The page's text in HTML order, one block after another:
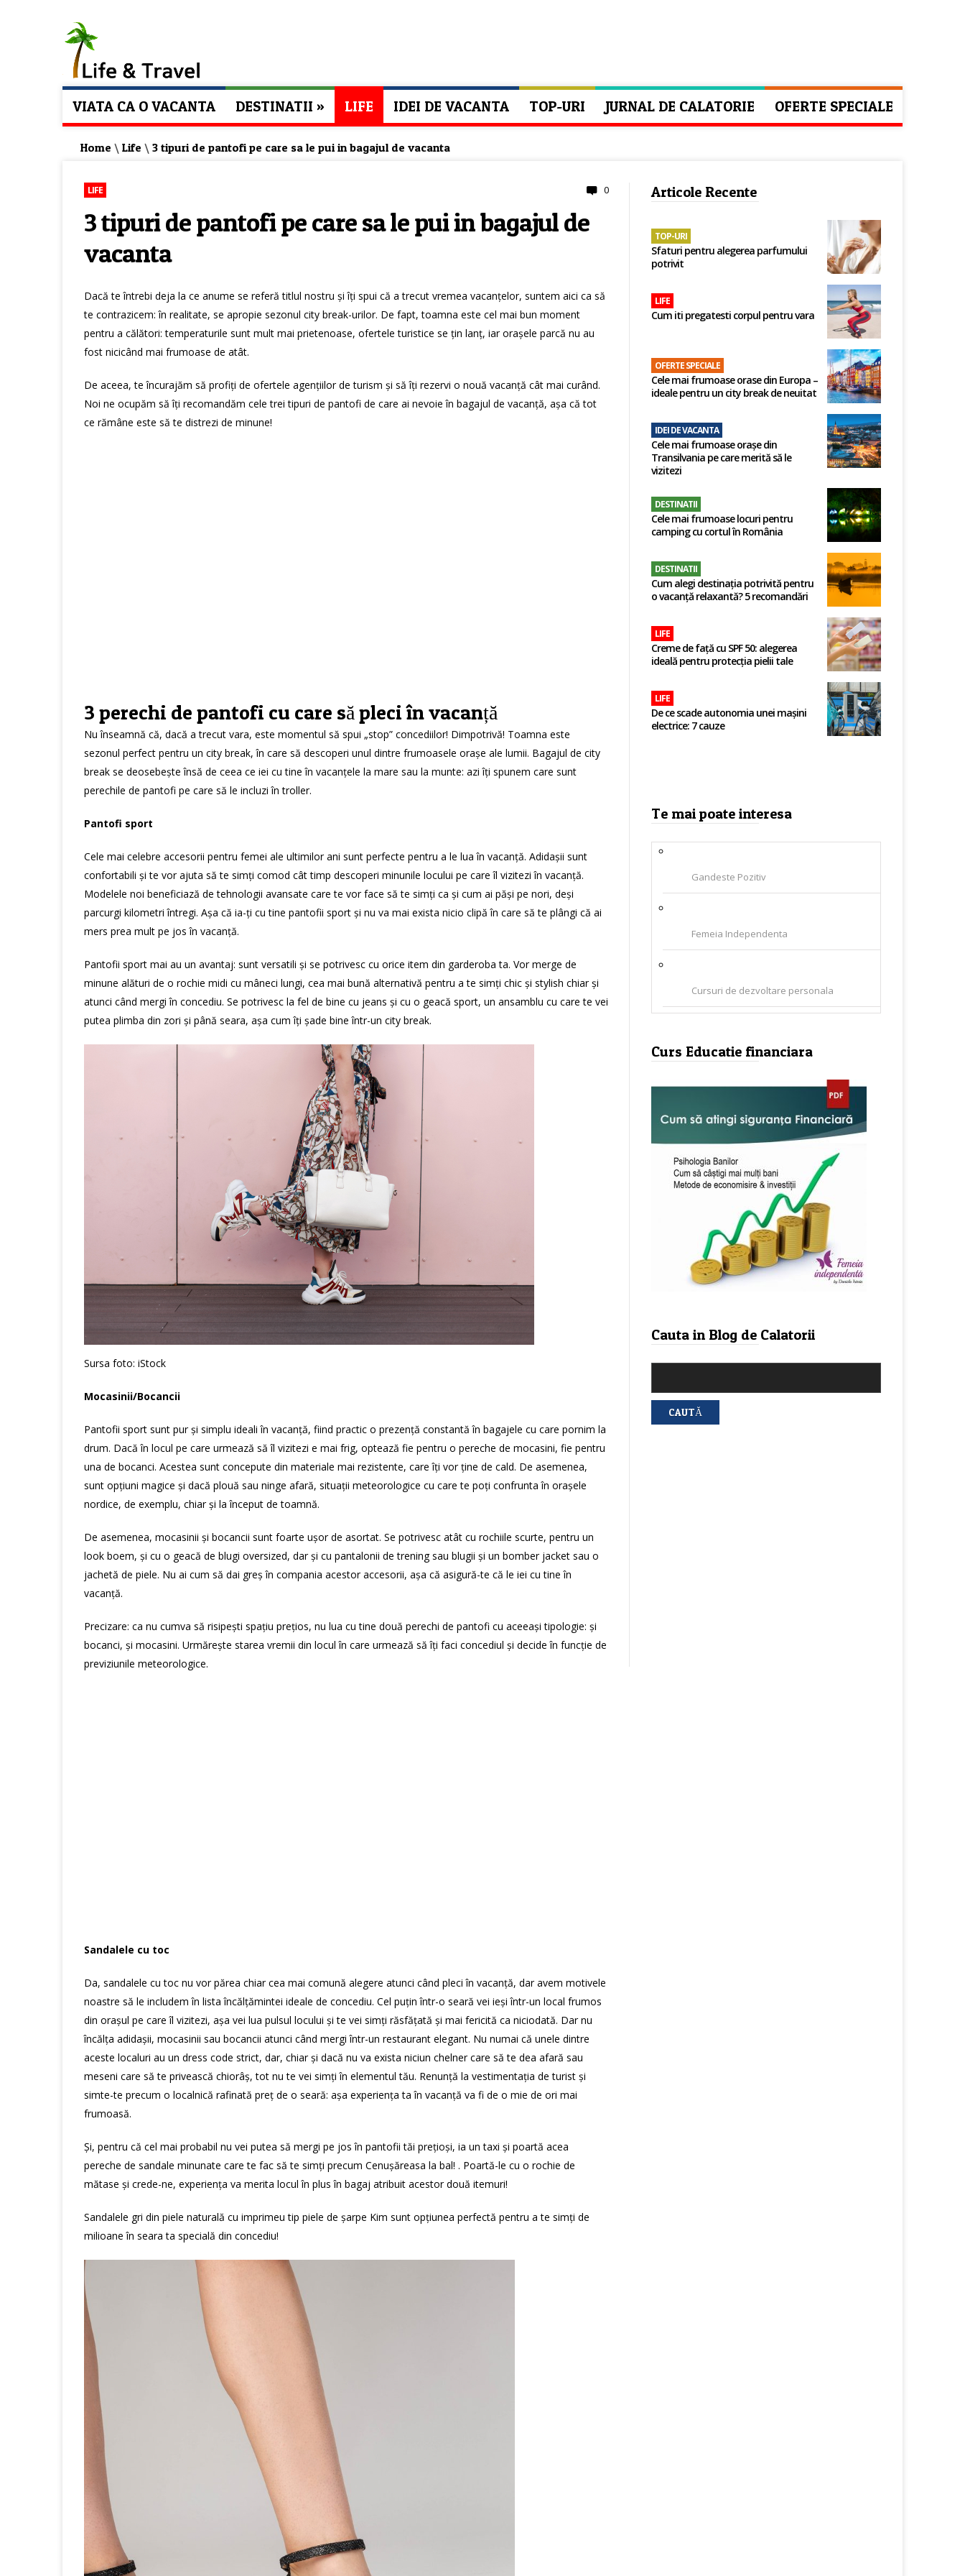
VIATA CA O VACANTA DESTINATII » LIFE IDEI DE VACANTA TOP-URI JURNAL DE CALATORIE OFERTE SPECIALE
Home \ Life \ 3 tipuri de pantofi pe care sa le pui in bagajul de vacanta
LIFE 0
3 tipuri de pantofi pe care sa le pui in bagajul de
vacanta
Dacă te întrebi deja la ce anume se referă titlul nostru și îți spui că a trecut vremea vacanțelor, suntem aici ca să
te contrazicem: în realitate, se apropie sezonul city break-urilor. De fapt, toamna este cel mai bun moment
pentru a călători: temperaturile sunt mult mai prietenoase, ofertele turistice se țin lanț, iar orașele parcă nu au
fost nicicând mai frumoase de atât.
De aceea, te încurajăm să profiți de ofertele agențiilor de turism și să îți rezervi o nouă vacanță cât mai curând.
Noi ne ocupăm să îți recomandăm cele trei tipuri de pantofi de care ai nevoie în bagajul de vacanță, așa că tot
ce rămâne este să te distrezi de minune!
3 perechi de pantofi cu care să pleci în vacanță
Nu înseamnă că, dacă a trecut vara, este momentul să spui „stop” concediilor! Dimpotrivă! Toamna este
sezonul perfect pentru un city break, în care să descoperi unul dintre frumoasele orașe ale lumii. Bagajul de city
break se deosebește însă de ceea ce iei cu tine în vacanțele la mare sau la munte: azi îți spunem care sunt
perechile de pantofi pe care să le incluzi în troller.
Pantofi sport
Cele mai celebre accesorii pentru femei ale ultimilor ani sunt perfecte pentru a le lua în vacanță. Adidașii sunt
confortabili și te vor ajuta să te simți comod cât timp descoperi minunile locului pe care îl vizitezi în vacanță.
Modelele noi beneficiază de tehnologii avansate care te vor face să te simți ca și cum ai păși pe nori, deși
parcurgi kilometri întregi. Așa că ia-ți cu tine pantofii sport și nu va mai exista nicio clipă în care să te plângi că ai
mers prea mult pe jos în vacanță.
Pantofii sport mai au un avantaj: sunt versatili și se potrivesc cu orice item din garderoba ta. Vor merge de
minune alături de o rochie midi cu mâneci lungi, cea mai bună alternativă pentru a te simți chic și stylish chiar și
atunci când mergi în concediu. Se potrivesc la fel de bine cu jeans și cu o geacă sport, un ansamblu cu care te vei
putea plimba din zori și până seara, așa cum îți șade bine într-un city break.
Sursa foto: iStock
Mocasinii/Bocancii
Pantofii sport sunt pur și simplu ideali în vacanță, fiind practic o prezență constantă în bagajele cu care pornim la
drum. Dacă în locul pe care urmează să îl vizitezi e mai frig, optează fie pentru o pereche de mocasini, fie pentru
una de bocanci. Acestea sunt concepute din materiale mai rezistente, care îți vor ține de cald. De asemenea,
sunt opțiuni magice și dacă plouă sau ninge afară, situații meteorologice cu care te poți confrunta în orașele
nordice, de exemplu, chiar și la început de toamnă.
De asemenea, mocasinii și bocancii sunt foarte ușor de asortat. Se potrivesc atât cu rochiile scurte, pentru un
look boem, și cu o geacă de blugi oversized, dar și cu pantalonii de trening sau blugii și un bomber jacket sau o
jachetă de piele. Nu ai cum să dai greș în compania acestor accesorii, așa că asigură-te că le iei cu tine în
vacanță.
Precizare: ca nu cumva să risipești spațiu prețios, nu lua cu tine două perechi de pantofi cu aceeași tipologie: și
bocanci, și mocasini. Urmărește starea vremii din locul în care urmează să îți faci concediul și decide în funcție de
previziunile meteorologice.
Sandalele cu toc
Da, sandalele cu toc nu vor părea chiar cea mai comună alegere atunci când pleci în vacanță, dar avem motivele
noastre să le includem în lista încălțămintei ideale de concediu. Cel puțin într-o seară vei ieși într-un local frumos
din orașul pe care îl vizitezi, așa vei lua pulsul locului și te vei simți răsfățată și mai fericită ca niciodată. Dar nu
încălța adidașii, mocasinii sau bocancii atunci când mergi într-un restaurant elegant. Nu numai că unele dintre
aceste localuri au un dress code strict, dar, chiar și dacă nu va exista niciun chelner care să te dea afară sau
meseni care să te privească chiorâș, tot nu te vei simți în elementul tău. Renunță la vestimentația de turist și
simte-te precum o localnică rafinată preț de o seară: așa experiența ta în vacanță va fi de o mie de ori mai
frumoasă.
Și, pentru că cel mai probabil nu vei putea să mergi pe jos în pantofii tăi prețioși, ia un taxi și poartă acea
pereche de sandale minunate care te fac să te simți precum Cenușăreasa la bal! . Poartă-le cu o rochie de
mătase și crede-ne, experiența va merita locul în plus în bagaj atribuit acestor două itemuri!
Sandalele gri din piele naturală cu imprimeu tip piele de șarpe Kim sunt opțiunea perfectă pentru a te simți de
milioane în seara ta specială din concediu!
Articole Recente
TOP-URI
Sfaturi pentru alegerea parfumului
potrivit
LIFE
Cum iti pregatesti corpul pentru vara
OFERTE SPECIALE
Cele mai frumoase orase din Europa –
ideale pentru un city break de neuitat
IDEI DE VACANTA
Cele mai frumoase orașe din
Transilvania pe care merită să le
vizitezi
DESTINATII
Cele mai frumoase locuri pentru
camping cu cortul în România
DESTINATII
Cum alegi destinația potrivită pentru
o vacanță relaxantă? 5 recomandări
LIFE
Creme de față cu SPF 50: alegerea
ideală pentru protecția pielii tale
LIFE
De ce scade autonomia unei mașini
electrice: 7 cauze
Te mai poate interesa
Gandeste Pozitiv
Femeia Independenta
Cursuri de dezvoltare personala
Curs Educatie financiara
Cauta in Blog de Calatorii